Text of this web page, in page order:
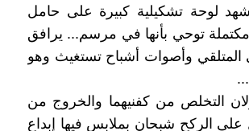
لوحة تشكيلية كبيرة على حامل
توحي بأنها في مرسم... يرافق
وأصوات أشباح تستغيث وهو
التخلص من كفنيهما والخروج من
على الركح شبحان بملابس فيها إبداع